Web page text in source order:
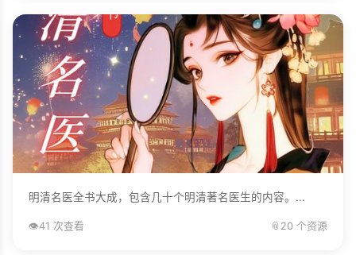
明清名医全书大成，包含几十个明清著名医生的内容。...
👁️41 次查看 📎 20 个资源